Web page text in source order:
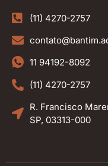
(11) 4270-2757
11 94192-8092
(11) 4270-2757
R. Francisco
SP, 03313-000